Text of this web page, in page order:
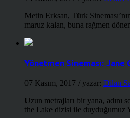
Metin Erksan, Türk
maruz kalan, buna rağmen
Yönetmen Sineması: Jane
07 Kasım, 2017 / yazar: Dilan
Uzun metrajları bir yana, adını
the Lake dizisi ile duyduğumuz